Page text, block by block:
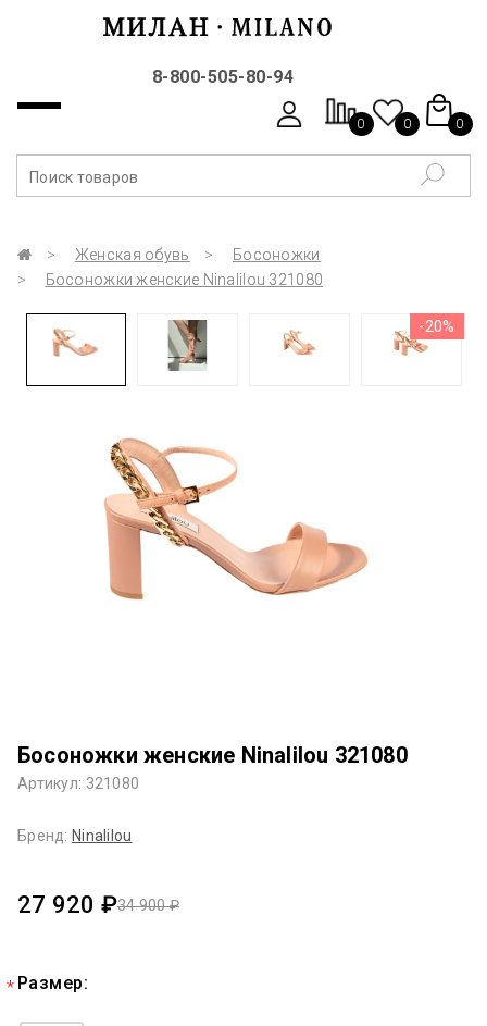
8-800-505-80-94
0 0 0
Женская обувь
Босоножки
Босоножки женские Ninalilou 321080
-20%
Босоножки женские Ninalilou 321080
Артикул: 321080
Бренд: Ninalilou
34 900 ₽
27 920 ₽
Размер: